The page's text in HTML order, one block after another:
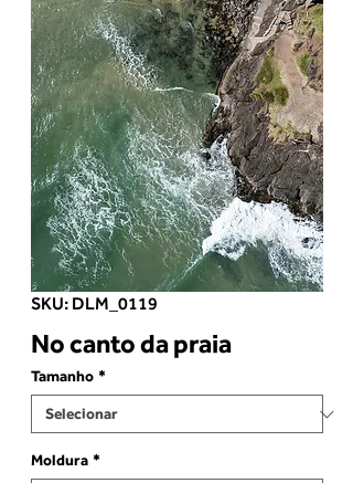
SKU: DLM_0119
No canto da praia
Tamanho *
Moldura *